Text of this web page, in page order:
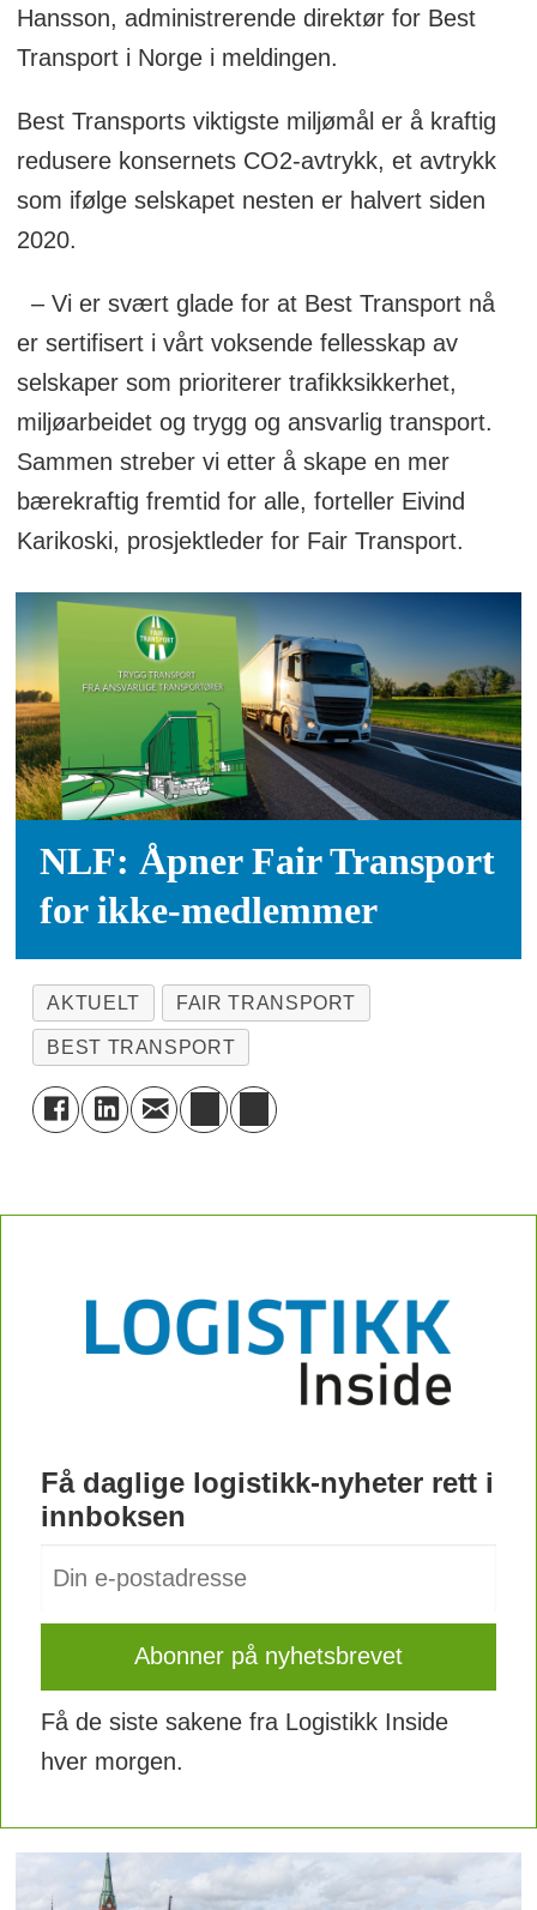
Hansson, administrerende direktør for Best
Transport i Norge i meldingen.
Best Transports viktigste miljømål er å kraftig
redusere konsernets CO2-avtrykk, et avtrykk
som ifølge selskapet nesten er halvert siden
2020.
– Vi er svært glade for at Best Transport nå
er sertifisert i vårt voksende fellesskap av
selskaper som prioriterer trafikksikkerhet,
miljøarbeidet og trygg og ansvarlig transport.
Sammen streber vi etter å skape en mer
bærekraftig fremtid for alle, forteller Eivind
Karikoski, prosjektleder for Fair Transport.
NLF: Åpner Fair Transport
for ikke-medlemmer
AKTUELT FAIR TRANSPORT
BEST TRANSPORT
Få daglige logistikk-nyheter rett i
innboksen
Få de siste sakene fra Logistikk Inside
hver morgen.